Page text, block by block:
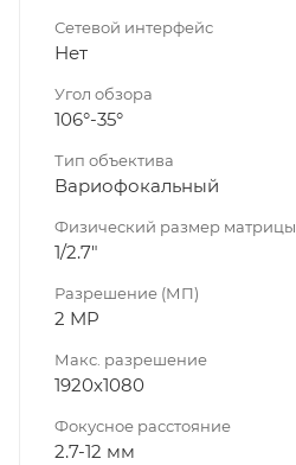
Сетевой интерфейс
Нет
Угол обзора
106°-35°
Тип объектива
Вариофокальный
Физический размер матрицы
1/2.7"
Разрешение (МП)
2 MP
Макс. разрешение
1920х1080
Фокусное расстояние
2.7-12 мм